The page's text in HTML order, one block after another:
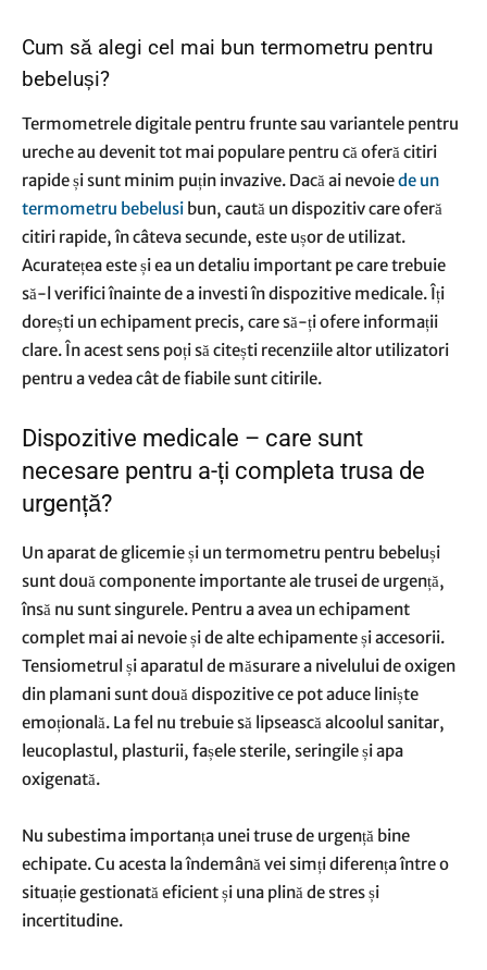
Cum să alegi cel mai bun termometru pentru
bebeluși?
Termometrele digitale pentru frunte sau variantele pentru
ureche au devenit tot mai populare pentru că oferă citiri
rapide și sunt minim puțin invazive. Dacă ai nevoiede un
termometru bebelusi bun, caută un dispozitiv care oferă
citiri rapide, în câteva secunde, este ușor de utilizat.
Acuratețea este și ea un detaliu important pe care trebuie
să-l verifici înainte de a investi în dispozitive medicale. Îți
dorești un echipament precis, care să-ți ofere informații
clare. În acest sens poți să citești recenziile altor utilizatori
pentru a vedea cât de fiabile sunt citirile.
Dispozitive medicale – care sunt
necesare pentru a-ți completa trusa de
urgență?
Un aparat de glicemie și un termometru pentru bebeluși
sunt două componente importante ale trusei de urgență,
însă nu sunt singurele. Pentru a avea un echipament
complet mai ai nevoie și de alte echipamente și accesorii.
Tensiometrul și aparatul de măsurare a nivelului de oxigen
din plamani sunt două dispozitive ce pot aduce liniște
emoțională. La fel nu trebuie să lipsească alcoolul sanitar,
leucoplastul, plasturii, fașele sterile, seringile și apa
oxigenată.
Nu subestima importanța unei truse de urgență bine
echipate. Cu acesta la îndemână vei simți diferența între o
situație gestionată eficient și una plină de stres și
incertitudine.